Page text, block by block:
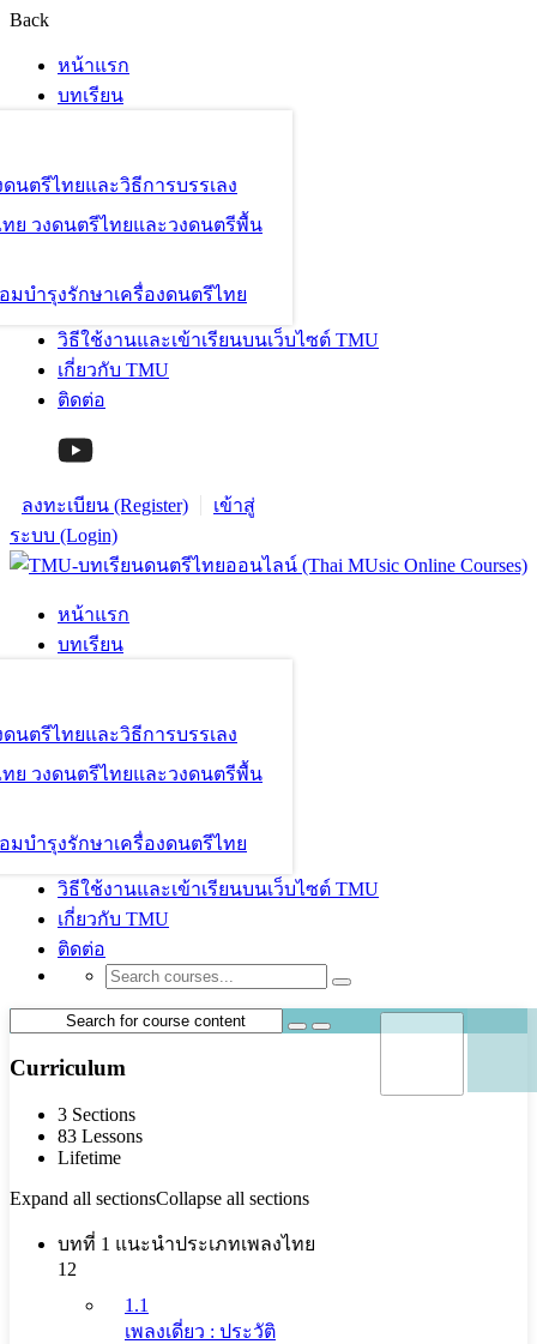
Back
หน้าแรก
บทเรียน
ดนตรีไทยและวิธีการบรรเลง
ทย วงดนตรีไทยและวงดนตรีพื้น
มบำรุงรักษาเครื่องดนตรีไทย
วิธีใช้งานและเข้าเรียนบนเว็บไซต์ TMU
เกี่ยวกับ TMU
ติดต่อ
ลงทะเบียน (Register)
เข้าสู่
ระบบ (Login)
หน้าแรก
บทเรียน
ดนตรีไทยและวิธีการบรรเลง
ทย วงดนตรีไทยและวงดนตรีพื้น
มบำรุงรักษาเครื่องดนตรีไทย
วิธีใช้งานและเข้าเรียนบนเว็บไซต์ TMU
เกี่ยวกับ TMU
ติดต่อ
Curriculum
3 Sections
83 Lessons
Lifetime
Expand all sectionsCollapse all sections
บทที่ 1 แนะนำประเภทเพลงไทย
12
1.1
เพลงเดี่ยว : ประวัติ